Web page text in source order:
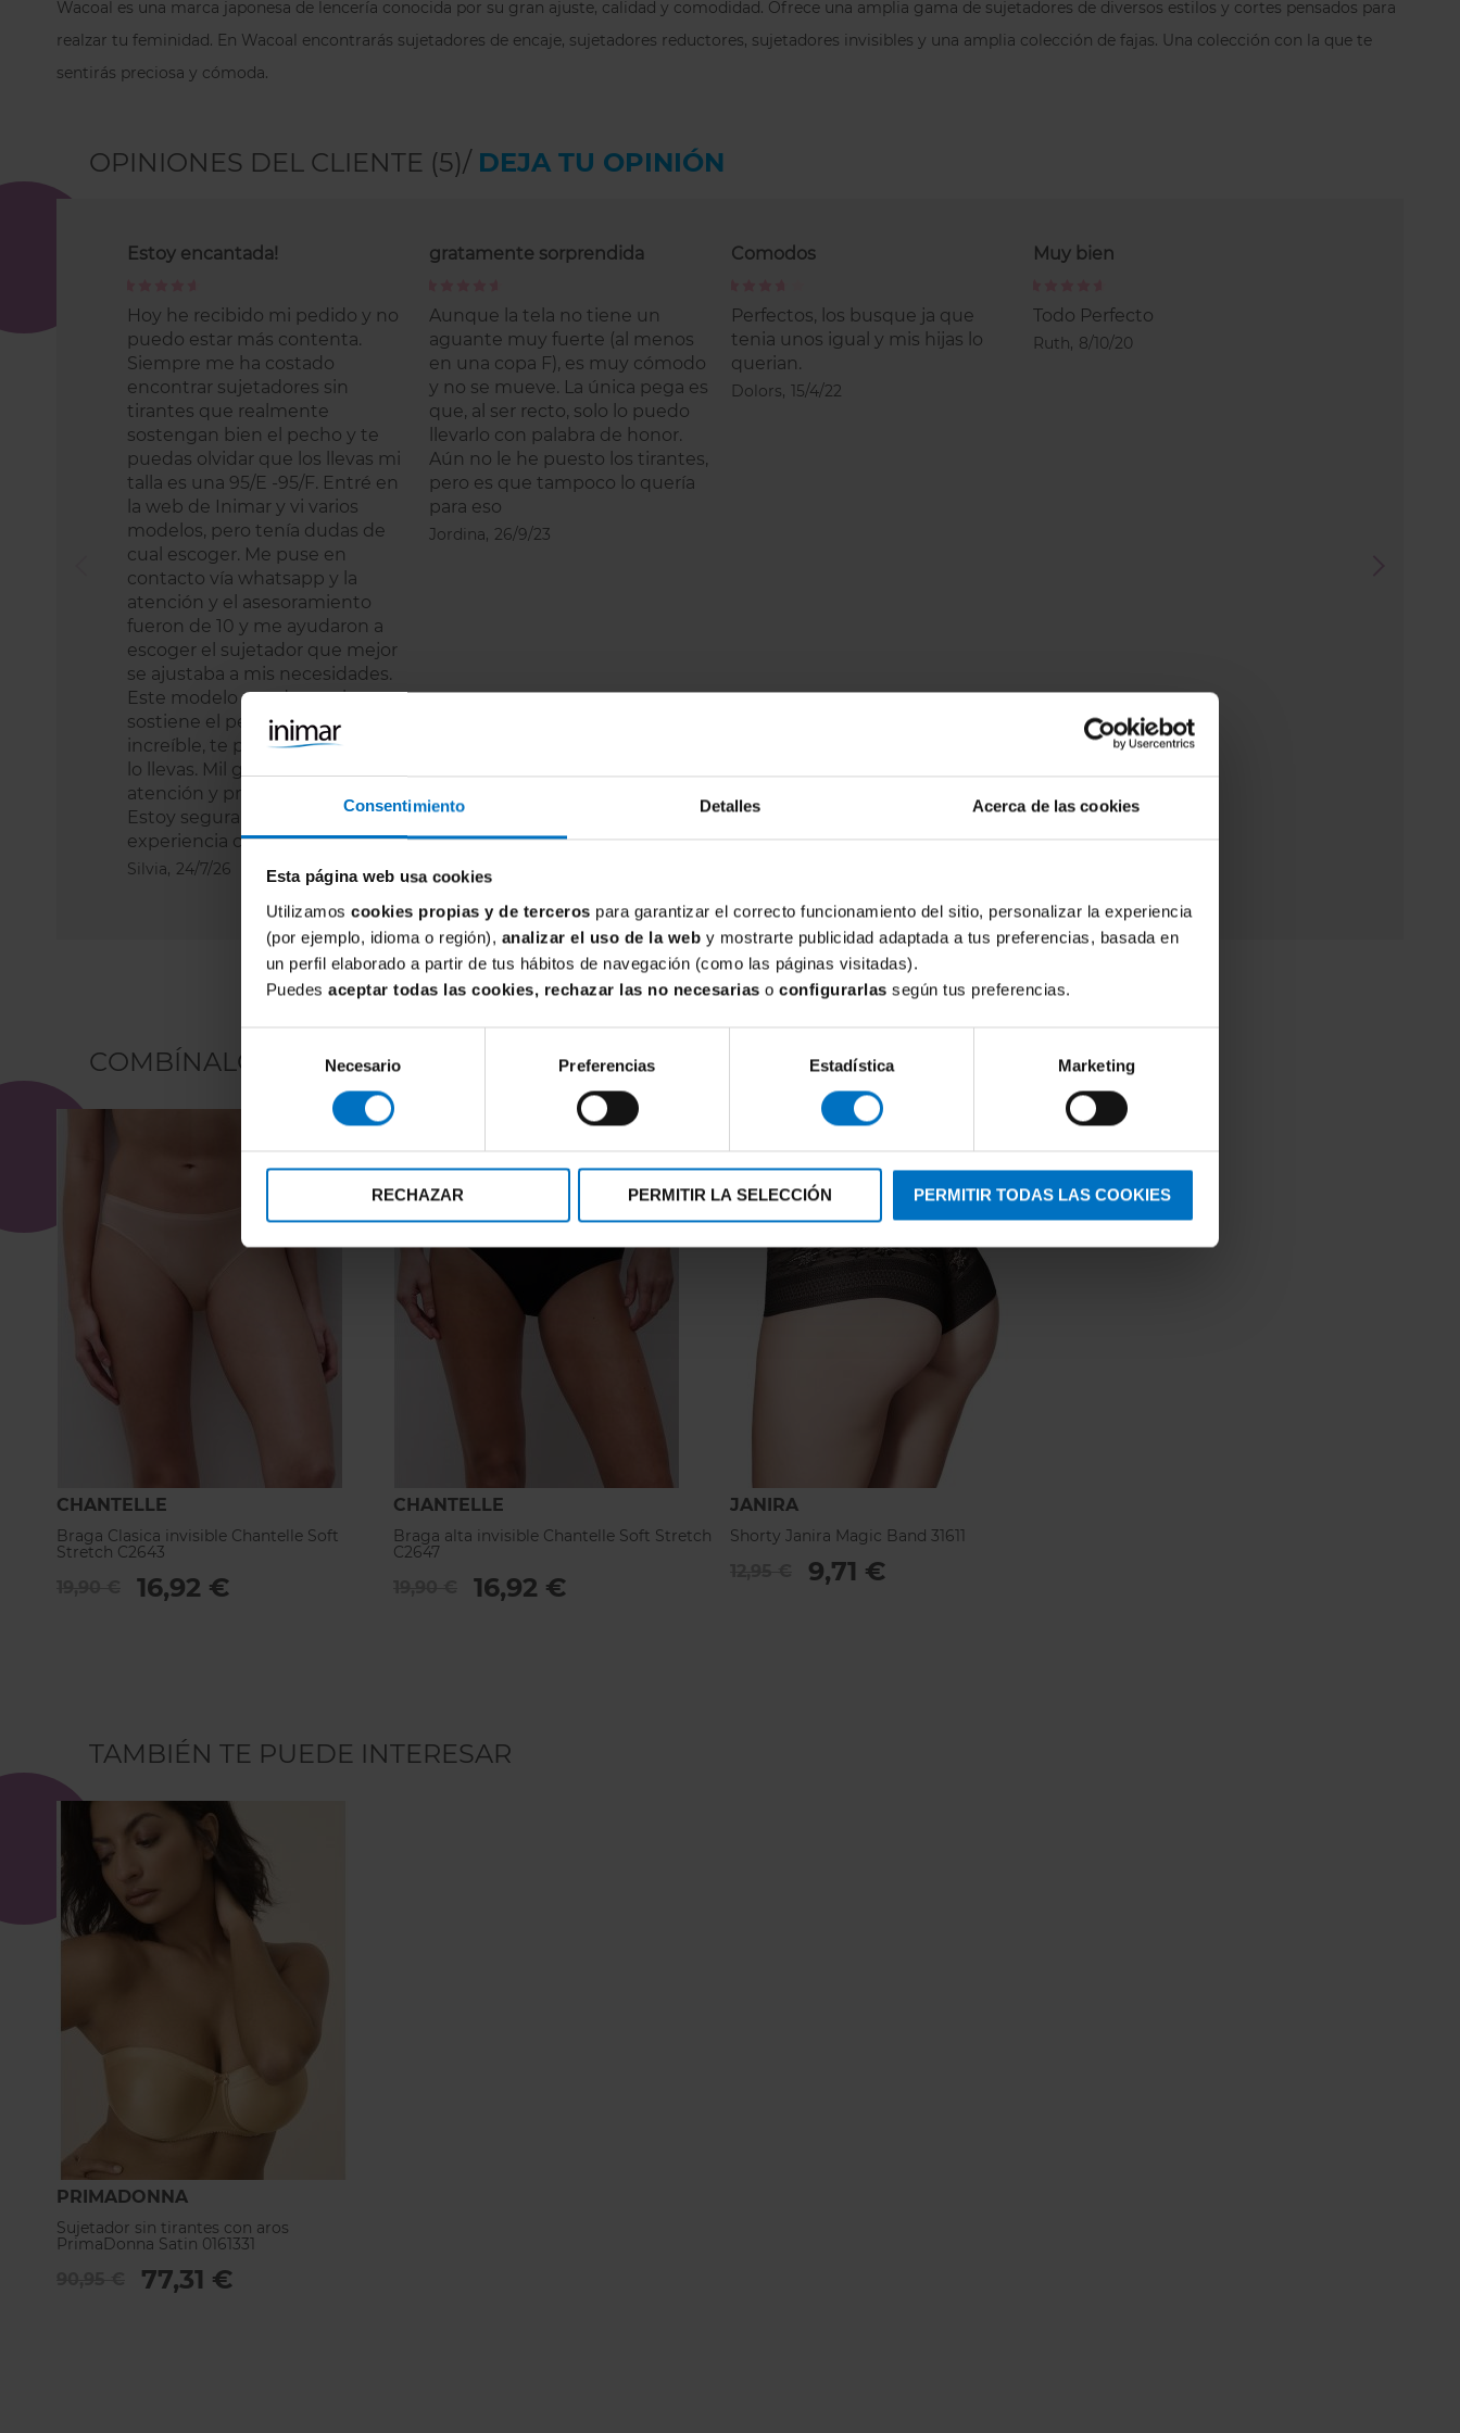
Consentimiento Detalles Acerca de las cookies
Esta página web usa cookies
Utilizamos cookies propias y de terceros para garantizar el correcto funcionamiento del sitio, personalizar la experiencia
(por ejemplo, idioma o región), analizar el uso de la web y mostrarte publicidad adaptada a tus preferencias, basada en
un perfil elaborado a partir de tus hábitos de navegación (como las páginas visitadas).
Puedes aceptar todas las cookies, rechazar las no necesarias o configurarlas según tus preferencias.
de
consentimiento
Necesario Preferencias Estadística Marketing
RECHAZAR PERMITIR LA SELECCIÓN PERMITIR TODAS LAS COOKIES
Un sujetador sin tirantes increíblemente cómodo y favorecedor,
atrévete a probarlo!
Wacoal es una marca japonesa de lencería conocida por su gran ajuste, calidad y comodidad. Ofrece una amplia gama de sujetadores de diversos estilos y cortes pensados para
realzar tu feminidad. En Wacoal encontrarás sujetadores de encaje, sujetadores reductores, sujetadores invisibles y una amplia colección de fajas. Una colección con la que te
sentirás preciosa y cómoda.
OPINIONES DEL CLIENTE (5)/ DEJA TU OPINIÓN
Estoy encantada!
Hoy he recibido mi pedido y no
puedo estar más contenta.
Siempre me ha costado
encontrar sujetadores sin
tirantes que realmente
sostengan bien el pecho y te
puedas olvidar que los llevas mi
talla es una 95/E -95/F. Entré en
la web de Inimar y vi varios
modelos, pero tenía dudas de
cual escoger. Me puse en
contacto vía whatsapp y la
atención y el asesoramiento
fueron de 10 y me ayudaron a
escoger el sujetador que mejor
se ajustaba a mis necesidades.
Este modelo queda precioso y
sostiene el pecho de una forma
increíble, te puedes olvidar que
lo llevas. Mil gracias por vuestra
atención y profesionalidad.
Estoy segura que repetiré
experiencia con otros modelos.
Silvia, 24/7/26
gratamente sorprendida
Aunque la tela no tiene un
aguante muy fuerte (al menos
en una copa F), es muy cómodo
y no se mueve. La única pega es
que, al ser recto, solo lo puedo
llevarlo con palabra de honor.
Aún no le he puesto los tirantes,
pero es que tampoco lo quería
para eso
Jordina, 26/9/23
Comodos
Perfectos, los busque ja que
tenia unos igual y mis hijas lo
querian.
Dolors, 15/4/22
Muy bien
Todo Perfecto
Ruth, 8/10/20
COMBÍNALO CON
CHANTELLE
Braga Clasica invisible Chantelle Soft
Stretch C2643
16,92 €
CHANTELLE
Braga alta invisible Chantelle Soft Stretch
C2647
16,92 €
JANIRA
Shorty Janira Magic Band 31611
9,71 €
TAMBIÉN TE PUEDE INTERESAR
PRIMADONNA
Sujetador sin tirantes con aros
PrimaDonna Satin 0161331
77,31 €